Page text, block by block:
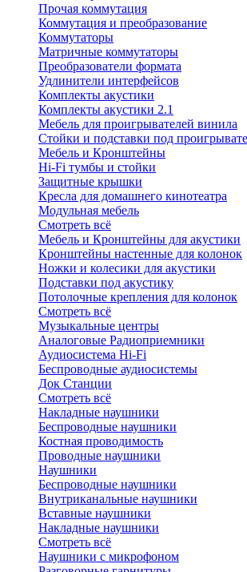
Прочая коммутация
Коммутация и преобразование
Коммутаторы
Матричные коммутаторы
Преобразователи формата
Удлинители интерфейсов
Комплекты акустики
Комплекты акустики 2.1
Мебель для проигрывателей винила
Стойки и подставки под
Мебель и Кронштейны
Hi-Fi тумбы и стойки
Защитные крышки
Кресла для домашнего кинотеатра
Модульная мебель
Смотреть всё
Мебель и Кронштейны для акустики
Кронштейны настенные для колонок
Ножки и колесики для акустики
Подставки под акустику
Потолочные крепления для колонок
Смотреть всё
Музыкальные центры
Аналоговые Радиоприемники
Аудиосистема Hi-Fi
Беспроводные аудиосистемы
Док Станции
Смотреть всё
Накладные наушники
Беспроводные наушники
Костная проводимость
Проводные наушники
Наушники
Беспроводные наушники
Внутриканальные наушники
Вставные наушники
Накладные наушники
Смотреть всё
Наушники с микрофоном